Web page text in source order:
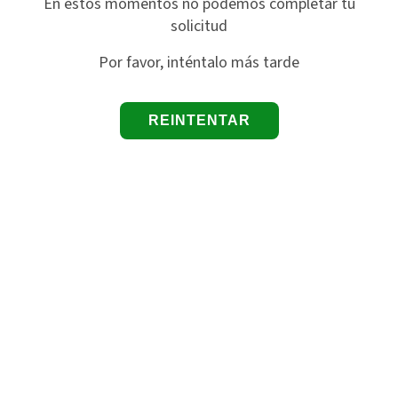
solicitud
Por favor, inténtalo más tarde
REINTENTAR